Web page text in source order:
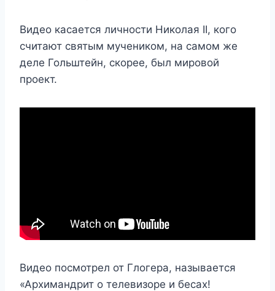
Видео касается личности Николая II, кого
считают святым мучеником, на самом же
деле Гольштейн, скорее, был мировой
проект.
Видео посмотрел от Глогера, называется
«Архимандрит о телевизоре и бесах!